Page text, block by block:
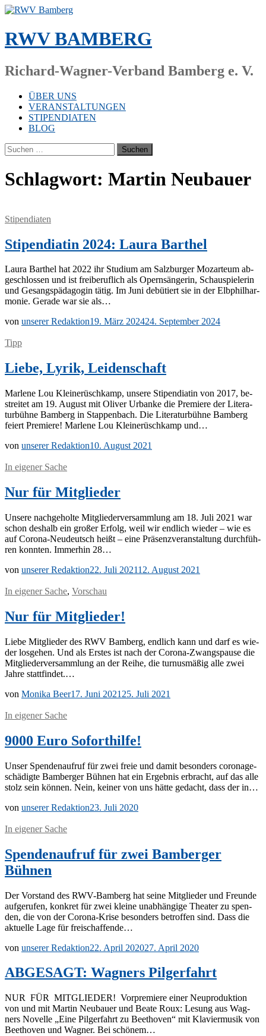
Zum
springen
RWV BAMBERG
Richard-Wagner-Verband Bamberg e. V.
ÜBER UNS
VERANSTALTUNGEN
STIPENDIATEN
BLOG
Suchen
nach:
Schlagwort: Martin Neubauer
Stipendiaten
Stipendiatin 2024: Laura Barthel
Lau­ra Bart­hel hat 2022 ihr Stu­di­um am Salz­bur­ger Mo­zar­te­um ab­
ge­schlos­sen und ist frei­be­ruf­lich als Opern­sän­ge­rin, Schau­spie­le­rin
und Ge­sangs­päd­ago­gin tä­tig. Im Juni de­bü­tiert sie in der Elb­phil­har­
mo­nie. Ge­ra­de war sie als…
von unserer Redaktion19. März 202424. September 2024
Tipp
Liebe, Lyrik, Leidenschaft
Mar­le­ne Lou Klei­ne­rüsch­kamp, un­se­re Sti­pen­dia­tin von 2017, be­
strei­tet am 19. Au­gust mit Oli­ver Ur­ban­ke die Pre­mie­re der Li­te­ra­
tur­büh­ne Bam­berg in Stap­pen­bach. Die Li­te­ra­tur­büh­ne Bam­berg
fei­ert Pre­mie­re! Mar­le­ne Lou Klei­ne­rüsch­kamp und…
von unserer Redaktion10. August 2021
In eigener Sache
Nur für Mitglieder
Un­se­re nach­ge­hol­te Mit­glie­der­ver­samm­lung am 18. Juli 2021 war
schon des­halb ein gro­ßer Er­folg, weil wir end­lich wie­der – wie es
auf Co­ro­­na-Neu­­deutsch heißt – eine Prä­senz­ver­an­stal­tung durch­füh­
ren konn­ten. Im­mer­hin 28…
von unserer Redaktion22. Juli 202112. August 2021
In eigener Sache, Vorschau
Nur für Mitglieder!
Lie­be Mit­glie­der des RWV Bam­berg, end­lich kann und darf es wie­
der los­ge­hen. Und als Ers­tes ist nach der Co­ro­­na-Zwangs­­­pau­­se die
Mit­glie­der­ver­samm­lung an der Rei­he, die tur­nus­mä­ßig alle zwei
Jah­re stattfindet.…
von Monika Beer17. Juni 2021 25. Juli 2021
In eigener Sache
9000 Euro Soforthilfe!
Un­ser Spen­den­auf­ruf für zwei freie und da­mit be­son­ders co­ro­na­ge­
schä­dig­te Bam­ber­ger Büh­nen hat ein Er­geb­nis er­bracht, auf das alle
stolz sein kön­nen. Nein, kei­ner von uns hät­te ge­dacht, dass der in…
von unserer Redaktion23. Juli 2020
In eigener Sache
Spendenaufruf für zwei Bamberger
Bühnen
Der Vor­stand des RWV-Bam­­berg hat sei­ne Mit­glie­der und Freun­de
auf­ge­ru­fen, kon­kret für zwei klei­ne un­ab­hän­gi­ge Thea­ter zu spen­
den, die von der Co­ro­­na-Kri­­se be­son­ders be­trof­fen sind. Dass die
ak­tu­el­le Lage für freischaffende…
von unserer Redaktion22. April 202027. April 2020
ABGESAGT: Wagners Pilgerfahrt
NUR FÜR MIT­GLIE­DER! Vor­pre­mie­re ei­ner Neu­pro­duk­ti­on
von und mit Mar­tin Neu­bau­er und Bea­te Roux: Le­sung aus Wag­
ners No­vel­le „Eine Pil­ger­fahrt zu Beet­ho­ven“ mit Kla­vier­mu­sik von
Beet­ho­ven und Wag­ner. Bei schönem…